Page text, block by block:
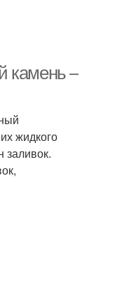
камень –
жидкого
заливок.